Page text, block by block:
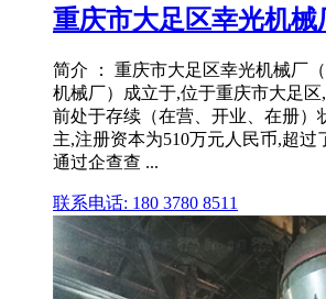
重庆市大足区幸光机械
简介 ： 重庆市大足区幸光机械厂
机械厂）成立于,位于重庆市大足区
前处于存续（在营、开业、在册）
主,注册资本为510万元人民币,超过
通过企查查 ...
联系电话: 180 3780 8511